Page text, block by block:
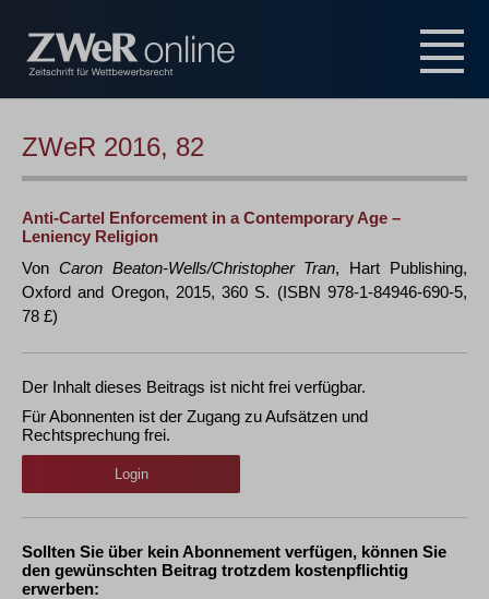
ZWeR 2016, 82
Anti-Cartel Enforcement in a Contemporary Age –
Leniency Religion
Von Caron Beaton-Wells/Christopher Tran, Hart Publishing,
Oxford and Oregon, 2015, 360 S. (ISBN 978-1-84946-690-5,
78 £)
Der Inhalt dieses Beitrags ist nicht frei verfügbar.
Für Abonnenten ist der Zugang zu Aufsätzen und
Rechtsprechung frei.
Login
Sollten Sie über kein Abonnement verfügen, können Sie
den gewünschten Beitrag trotzdem kostenpflichtig
erwerben: